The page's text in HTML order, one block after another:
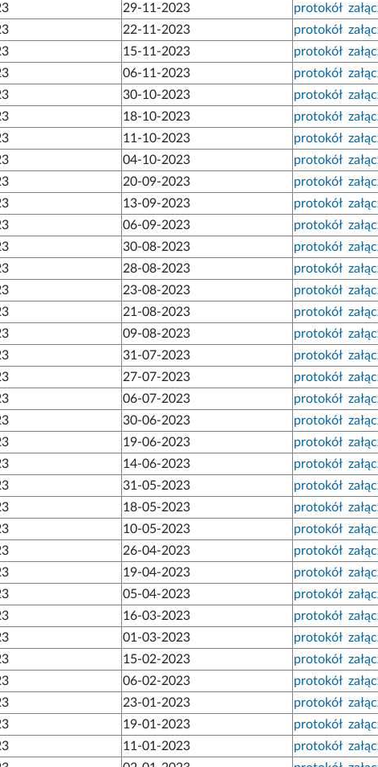
29-11-2023 protokół
22-11-2023 protokół
15-11-2023 protokół
06-11-2023 protokół
30-10-2023 protokół
18-10-2023 protokół
11-10-2023 protokół
04-10-2023 protokół
20-09-2023 protokół
13-09-2023 protokół
06-09-2023 protokół
30-08-2023 protokół
28-08-2023 protokół
23-08-2023 protokół
21-08-2023 protokół
09-08-2023 protokół
31-07-2023 protokół
27-07-2023 protokół
06-07-2023 protokół
30-06-2023 protokół
19-06-2023 protokół
14-06-2023 protokół
31-05-2023 protokół
18-05-2023 protokół
10-05-2023 protokół
26-04-2023 protokół
19-04-2023 protokół
05-04-2023 protokół
16-03-2023 protokół
01-03-2023 protokół
15-02-2023 protokół
06-02-2023 protokół
23-01-2023 protokół
19-01-2023 protokół
11-01-2023 protokół